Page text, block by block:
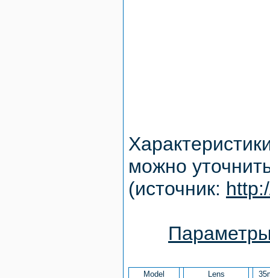
можно
(источник:
Model Lens